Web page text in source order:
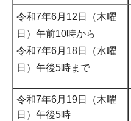
令和7年6月12日（木曜
日）午前10時から
令和7年6月18日（水曜
日）午後5時まで
令和7年6月19日（木曜
日）午後5時